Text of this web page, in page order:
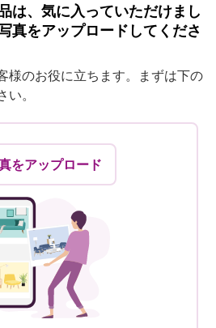
は、気に入っていただけまし
真をアップロードしてくださ
様のお役に立ちます。まずは下の
。
をアップロード